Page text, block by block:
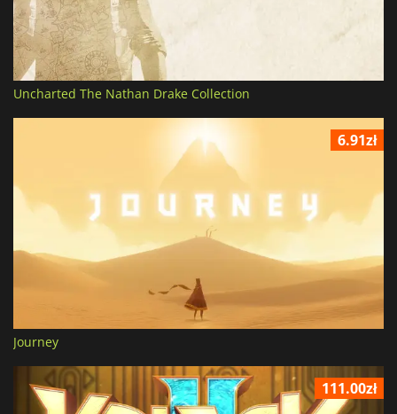
Uncharted The Nathan Drake Collection
6.91zł
Journey
111.00zł